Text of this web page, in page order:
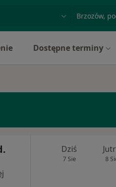
miasto lub
Dostępne terminy
Dziś
7 Sie 8